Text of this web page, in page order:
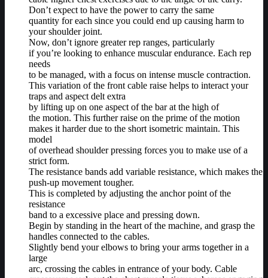
Don’t expect to have the power to carry the same
quantity for each since you could end up causing harm to
your shoulder joint.
Now, don’t ignore greater rep ranges, particularly
if you’re looking to enhance muscular endurance. Each rep
needs
to be managed, with a focus on intense muscle contraction.
This variation of the front cable raise helps to interact your
traps and aspect delt extra
by lifting up on one aspect of the bar at the high of
the motion. This further raise on the prime of the motion
makes it harder due to the short isometric maintain. This
model
of overhead shoulder pressing forces you to make use of a
strict form.
The resistance bands add variable resistance, which makes the
push-up movement tougher.
This is completed by adjusting the anchor point of the
resistance
band to a excessive place and pressing down.
Begin by standing in the heart of the machine, and grasp the
handles connected to the cables.
Slightly bend your elbows to bring your arms together in a
large
arc, crossing the cables in entrance of your body. Cable